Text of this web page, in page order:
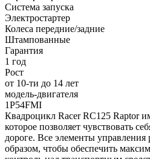
Система запуска
Электростартер
Колеса передние/задние
Штампованные
Гарантия
1 год
Рост
от 10-ти до 14 лет
модель-двигателя
1P54FMI
Квадроцикл Racer RC125 Raptor
которое позволяет чувствовать
дороге. Все элементы
образом, чтобы обеспечить